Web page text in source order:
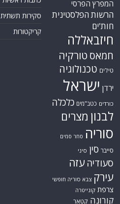
המפרץ הפרסי
הרשות הפלסטינית
חות'ים
חיזבאללה
חמאס טורקיה
טילים טכנולוגיה
ירדן ישראל
כורדים כטב"מים כלכלה
לבנון מצרים
סוריה סחר סמים
סייבר סין סיני
סעודיה עזה
עירק צבא סוריה חופשי
צרפת קונייטרה
קורונה קטאר
סקירות תשתית
קריקטורות